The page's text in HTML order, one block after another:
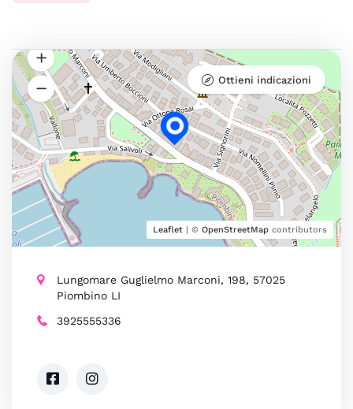
Leaflet | © OpenStreetMap contributors
Ottieni indicazioni
Lungomare Guglielmo Marconi, 198, 57025
Piombino LI
3925555336